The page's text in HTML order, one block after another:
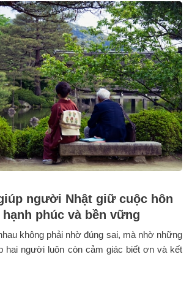
người Nhật giữ cuộc hôn
phúc và bền vững
không phải nhờ đúng sai, mà nhờ những
hai người luôn còn cảm giác biết ơn và kết